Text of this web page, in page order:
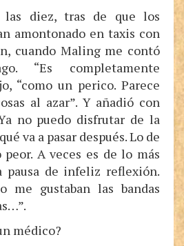
las diez, tras de que los
amontonado en taxis con
cuando Maling me contó
“Es completamente
“como un perico. Parece
al azar”. Y añadió con
no puedo disfrutar de la
va a pasar después. Lo de
A veces es de lo más
pausa de infeliz reflexión.
me gustaban las bandas
médico?